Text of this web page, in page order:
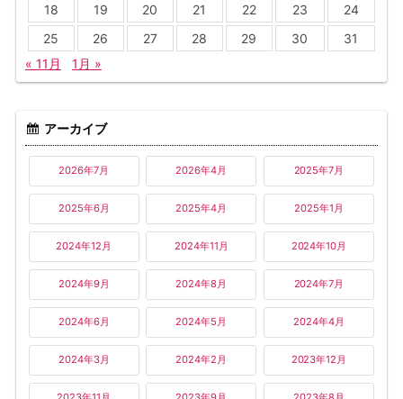
18
19 20 21 22 23
24
25
26 27 28 29 30
31
« 11月
1月 »
アーカイブ
2026年7月 2026年4月 2025年7月
2025年6月 2025年4月 2025年1月
2024年12月 2024年11月 2024年10月
2024年9月 2024年8月 2024年7月
2024年6月 2024年5月 2024年4月
2024年3月 2024年2月 2023年12月